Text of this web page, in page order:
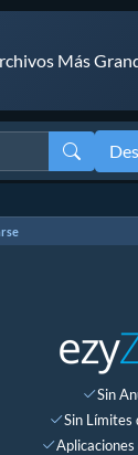
Más
Sin
Sin Límites